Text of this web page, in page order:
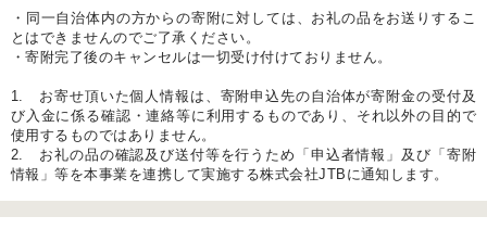
・同一自治体内の方からの寄附に対しては、お礼の品をお送りするこ
とはできませんのでご了承ください。
・寄附完了後のキャンセルは一切受け付けておりません。
1. お寄せ頂いた個人情報は、寄附申込先の自治体が寄附金の受付及
び入金に係る確認・連絡等に利用するものであり、それ以外の目的で
使用するものではありません。
2. お礼の品の確認及び送付等を行うため「申込者情報」及び「寄附
情報」等を本事業を連携して実施する株式会社JTBに通知します。